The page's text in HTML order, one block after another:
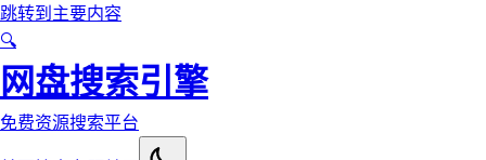
跳转到主要内容
🔍
网盘搜索引擎
免费资源搜索平台